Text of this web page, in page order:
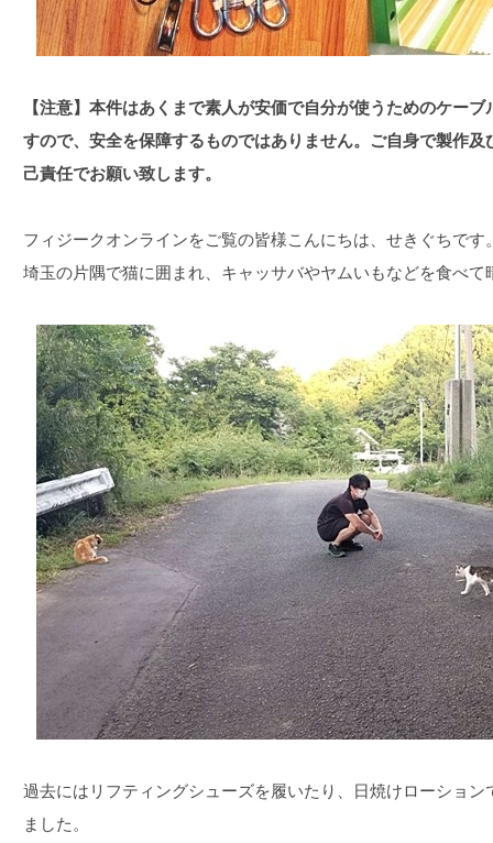
【注意】本件はあくまで素人が安価で自分が使うためのケー
すので、安全を保障するものではありません。ご自身で製作
己責任でお願い致します。
フィジークオンラインをご覧の皆様こんにちは、せきぐちです
埼玉の片隅で猫に囲まれ、キャッサバやヤムいもなどを食べ
過去にはリフティングシューズを履いたり、日焼けローショ
ました。